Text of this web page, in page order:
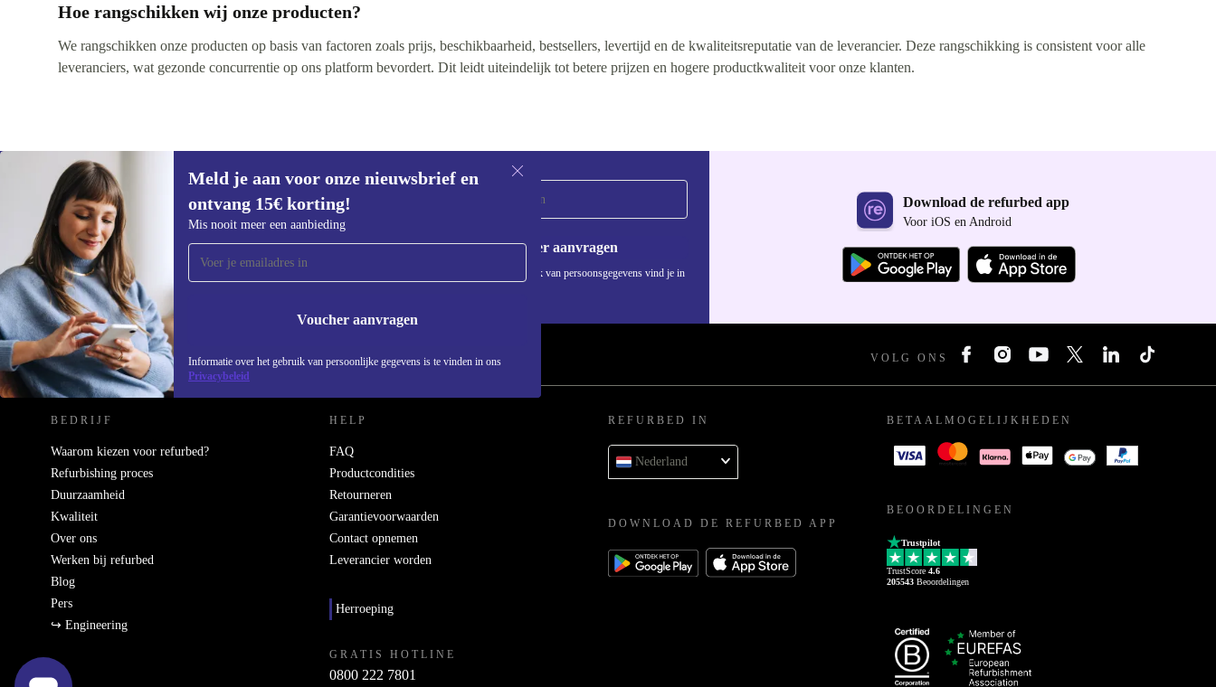
Hoe rangschikken wij onze producten?
We rangschikken onze producten op basis van factoren zoals prijs, beschikbaarheid, bestsellers, levertijd en de kwaliteitsreputatie van de leverancier. Deze rangschikking is consistent voor alle
leveranciers, wat gezonde concurrentie op ons platform bevordert. Dit leidt uiteindelijk tot betere prijzen en hogere productkwaliteit voor onze klanten.
Meld je aan voor onze nieuwsbrief en
ontvang 15€ korting!
Mis nooit meer een aanbieding
Voucher aanvragen
Informatie over het gebruik van persoonlijke gegevens is te vinden in ons
Privacybeleid
Meld je aan voor onze nieuwsbrief en
ontvang €15 korting!
Mis nooit meer een aanbieding.
Voucher aanvragen
Informatie over het gebruik van persoonsgegevens vind je in
Download de refurbed app
Voor iOS en Android
REFURBED NEDERLAND - RETHINK NEW. VOLG ONS
BEDRIJF
Waarom kiezen voor refurbed?
Refurbishing proces
Duurzaamheid
Kwaliteit
Over ons
Werken bij refurbed
Blog
Pers
↪ Engineering
HELP
FAQ
Productcondities
Retourneren
Garantievoorwaarden
Contact opnemen
Leverancier worden
Herroeping
GRATIS HOTLINE
0800 222 7801
REFURBED IN
Nederland
DOWNLOAD DE REFURBED APP
BETAALMOGELIJKHEDEN
BEOORDELINGEN
Trustpilot
TrustScore 4.6
205543 Beoordelingen